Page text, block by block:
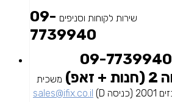
שירות לקוחות וסניפים 09-
7739940
09-7739940
משכית
sales@ifix.co.il